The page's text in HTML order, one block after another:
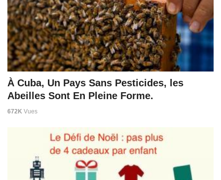
À Cuba, Un Pays Sans Pesticides, les
Abeilles Sont En Pleine Forme.
672K Vues